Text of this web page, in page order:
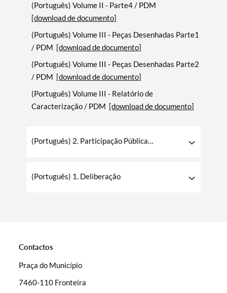
Termo de Pesquisa
Categorias gerais
(Português) Volume II - Parte4 / PDM
[download de documento]
(Português) Volume III - Peças Desenhadas Parte1
/ PDM [download de documento]
(Português) Volume III - Peças Desenhadas Parte2
/ PDM [download de documento]
(Português) Volume III - Relatório de
Caracterização / PDM [download de documento]
(Português) 2. Participação Pública
(Português) 1. Deliberação
Contactos
Praça do Município
7460-110 Fronteira